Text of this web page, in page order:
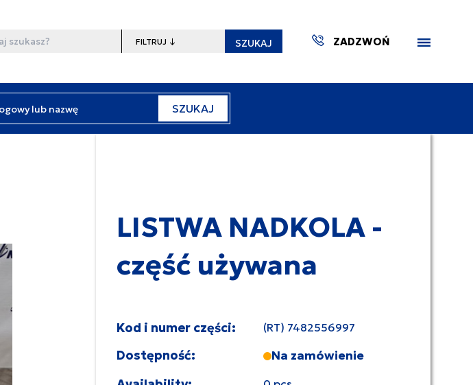
SZUKAJ ZADZWOŃ
SZUKAJ
LISTWA NADKOLA -
część używana
Kod i numer części: (RT) 7482556997
Dostępność: Na zamówienie